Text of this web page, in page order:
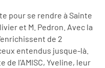
pour se rendre à Sainte
et M. Pedron. Avec la
de 2
entendus jusque-là.
l’AMISC, Yveline, leur